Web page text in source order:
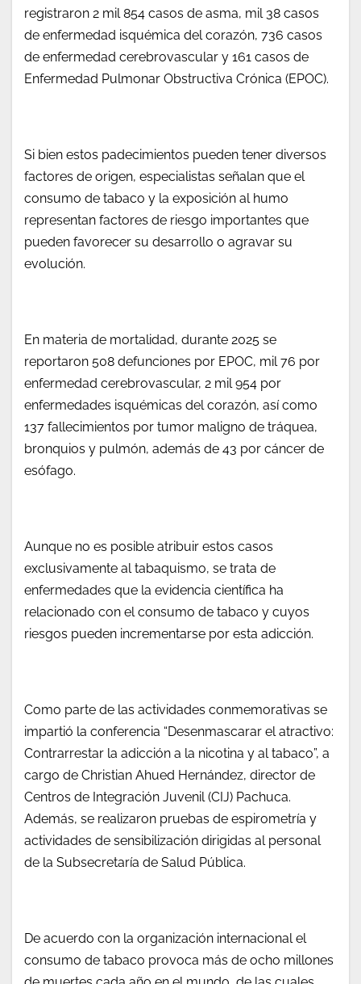
registraron 2 mil 854 casos de asma, mil 38 casos
de enfermedad isquémica del corazón, 736 casos
de enfermedad cerebrovascular y 161 casos de
Enfermedad Pulmonar Obstructiva Crónica (EPOC).
Si bien estos padecimientos pueden tener diversos
factores de origen, especialistas señalan que el
consumo de tabaco y la exposición al humo
representan factores de riesgo importantes que
pueden favorecer su desarrollo o agravar su
evolución.
En materia de mortalidad, durante 2025 se
reportaron 508 defunciones por EPOC, mil 76 por
enfermedad cerebrovascular, 2 mil 954 por
enfermedades isquémicas del corazón, así como
137 fallecimientos por tumor maligno de tráquea,
bronquios y pulmón, además de 43 por cáncer de
esófago.
Aunque no es posible atribuir estos casos
exclusivamente al tabaquismo, se trata de
enfermedades que la evidencia científica ha
relacionado con el consumo de tabaco y cuyos
riesgos pueden incrementarse por esta adicción.
Como parte de las actividades conmemorativas se
impartió la conferencia “Desenmascarar el atractivo:
Contrarrestar la adicción a la nicotina y al tabaco”, a
cargo de Christian Ahued Hernández, director de
Centros de Integración Juvenil (CIJ) Pachuca.
Además, se realizaron pruebas de espirometría y
actividades de sensibilización dirigidas al personal
de la Subsecretaría de Salud Pública.
De acuerdo con la organización internacional el
consumo de tabaco provoca más de ocho millones